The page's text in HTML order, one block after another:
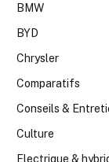
BMW
BYD
Chrysler
Comparatifs
Conseils &
Culture
Electrique &